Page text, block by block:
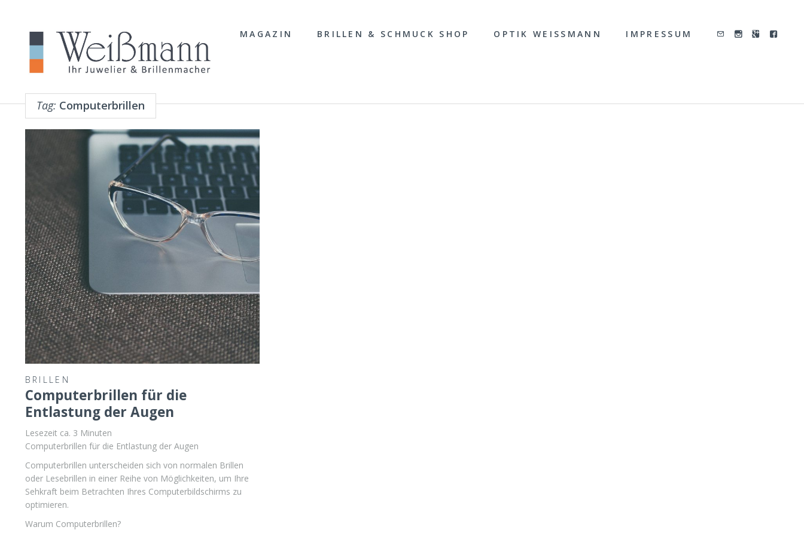
MAGAZIN BRILLEN & SCHMUCK SHOP OPTIK WEISSMANN IMPRESSUM
Tag: Computerbrillen
BRILLEN
Computerbrillen für die
Entlastung der Augen
Lesezeit ca. 3 Minuten
Computerbrillen für die Entlastung der Augen
Computerbrillen unterscheiden sich von normalen Brillen
oder Lesebrillen in einer Reihe von Möglichkeiten, um Ihre
Sehkraft beim Betrachten Ihres Computerbildschirms zu
optimieren.
Warum Computerbrillen?